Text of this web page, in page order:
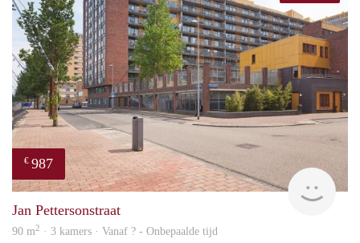
€ 987
Jan Pettersonstraat
90 m2 · 3 kamers · Vanaf ? - Onbepaalde tijd